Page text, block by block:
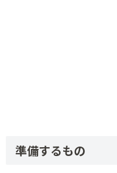
準備するもの